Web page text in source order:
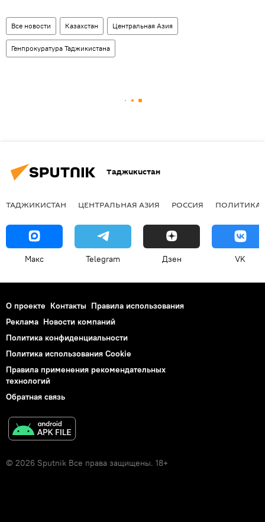
Все новости Казахстан Центральная Азия
Генпрокуратура Таджикистана
Таджикистан
ТАДЖИКИСТАН ЦЕНТРАЛЬНАЯ АЗИЯ РОССИЯ ПОЛИТИКА
Макс Telegram Дзен VK
О проекте Контакты Правила использования
Реклама Новости компаний
Политика конфиденциальности
Политика использования Cookie
Правила применения рекомендательных
технологий
Обратная связь
© 2026 Sputnik Все права защищены. 18+